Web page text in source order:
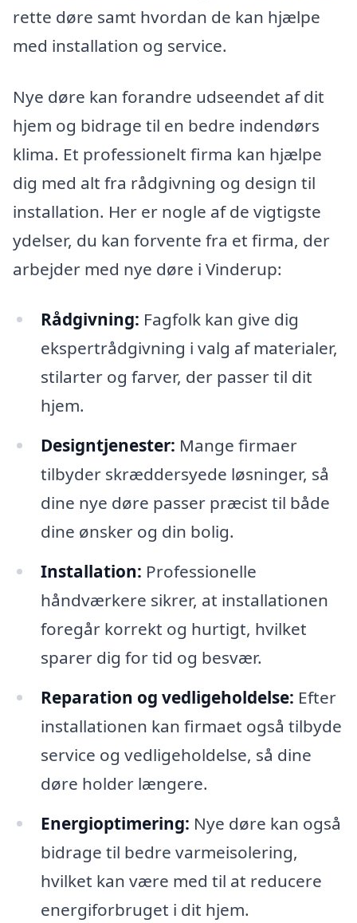
rette døre samt hvordan de kan hjælpe
med installation og service.
Nye døre kan forandre udseendet af dit
hjem og bidrage til en bedre indendørs
klima. Et professionelt firma kan hjælpe
dig med alt fra rådgivning og design til
installation. Her er nogle af de vigtigste
ydelser, du kan forvente fra et firma, der
arbejder med nye døre i Vinderup:
Rådgivning: Fagfolk kan give dig
ekspertrådgivning i valg af materialer,
stilarter og farver, der passer til dit
hjem.
Designtjenester: Mange firmaer
tilbyder skræddersyede løsninger, så
dine nye døre passer præcist til både
dine ønsker og din bolig.
Installation: Professionelle
håndværkere sikrer, at installationen
foregår korrekt og hurtigt, hvilket
sparer dig for tid og besvær.
Reparation og vedligeholdelse: Efter
installationen kan firmaet også tilbyde
service og vedligeholdelse, så dine
døre holder længere.
Energioptimering: Nye døre kan også
bidrage til bedre varmeisolering,
hvilket kan være med til at reducere
energiforbruget i dit hjem.